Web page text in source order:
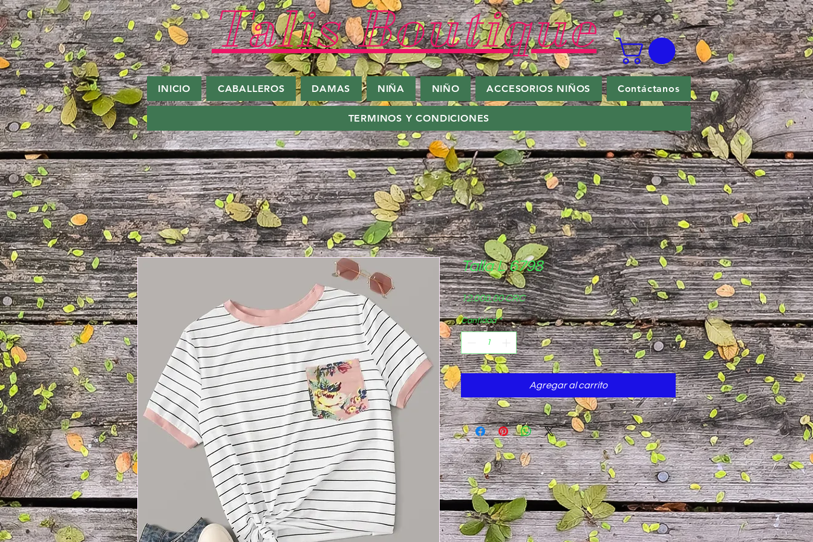
Talis Boutique
INICIO CABALLEROS DAMAS NIÑA NIÑO ACCESORIOS NIÑOS Contáctanos
TERMINOS Y CONDICIONES
Talla L 6798
12.000,00 CRCPrecio
Cantidad *
Agregar al carrito